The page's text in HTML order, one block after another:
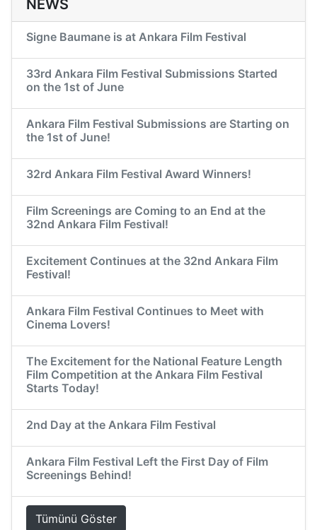
NEWS
Signe Baumane is at Ankara Film Festival
33rd Ankara Film Festival Submissions Started
on the 1st of June
Ankara Film Festival Submissions are Starting on
the 1st of June!
32rd Ankara Film Festival Award Winners!
Film Screenings are Coming to an End at the
32nd Ankara Film Festival!
Excitement Continues at the 32nd Ankara Film
Festival!
Ankara Film Festival Continues to Meet with
Cinema Lovers!
The Excitement for the National Feature Length
Film Competition at the Ankara Film Festival
Starts Today!
2nd Day at the Ankara Film Festival
Ankara Film Festival Left the First Day of Film
Screenings Behind!
Tümünü Göster